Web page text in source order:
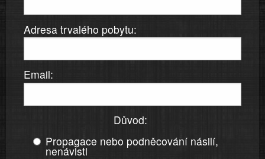
Adresa trvalého pobytu:
Email:
Důvod:
Propagace nebo podněcování násilí,
nenávisti